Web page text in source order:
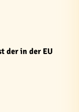
der in der EU